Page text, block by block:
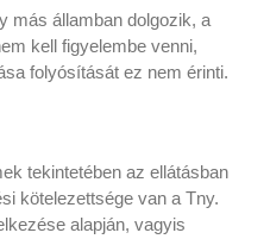
más államban dolgozik, a
kell figyelembe venni,
folyósítását ez nem érinti.
tekintetében az ellátásban
kötelezettsége van a Tny.
alapján, vagyis